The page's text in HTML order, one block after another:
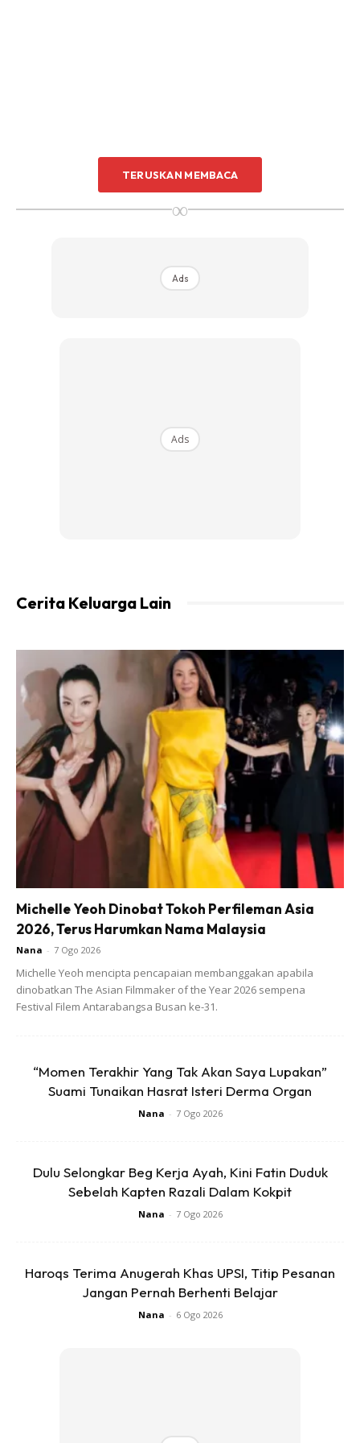
Siapa sangka pada usia 56 tahun, pelakon hebat ini
filem aksi.
TERUSKAN MEMBACA
∞
Ads
Ads
Cerita Keluarga Lain
Michelle Yeoh Dinobat Tokoh Perfileman Asia
2026, Terus Harumkan Nama Malaysia
Nana - 7 Ogo 2026
Michelle Yeoh mencipta pencapaian membanggakan apabila
dinobatkan The Asian Filmmaker of the Year 2026 sempena
Festival Filem Antarabangsa Busan ke-31.
“Momen Terakhir Yang Tak Akan Saya Lupakan”
Suami Tunaikan Hasrat Isteri Derma Organ
Nana - 7 Ogo 2026
Dulu Selongkar Beg Kerja Ayah, Kini Fatin Duduk
Sebelah Kapten Razali Dalam Kokpit
Nana - 7 Ogo 2026
Haroqs Terima Anugerah Khas UPSI, Titip Pesanan
Jangan Pernah Berhenti Belajar
Nana - 6 Ogo 2026